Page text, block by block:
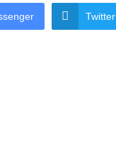
Twitter